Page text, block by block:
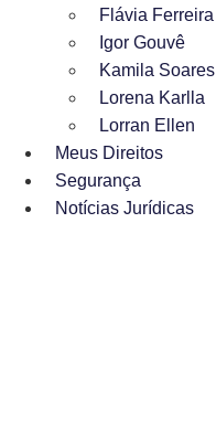
Flávia Ferreira
Igor Gouvê
Kamila Soares
Lorena Karlla
Lorran Ellen
Meus Direitos
Segurança
Notícias Jurídicas